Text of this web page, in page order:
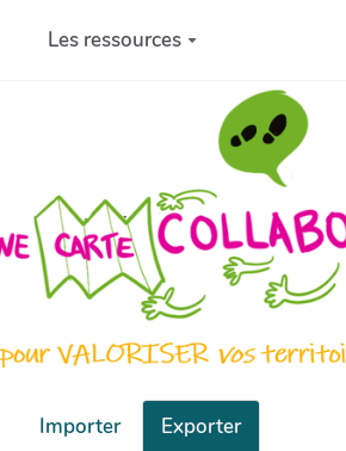
Les ressources
Importer Exporter